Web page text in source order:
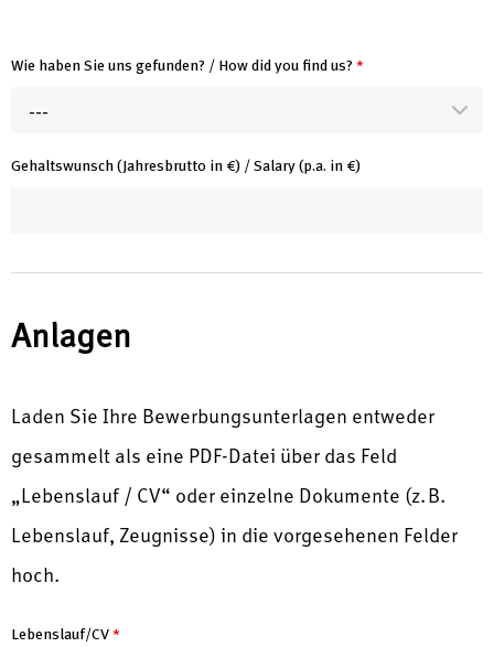
Wie haben Sie uns gefunden? / How did you find us?*
---
Gehaltswunsch (Jahresbrutto in €) / Salary (p.a. in €)
Anlagen
Laden Sie Ihre Bewerbungsunterlagen entweder
gesammelt als eine PDF-Datei über das Feld
„Lebenslauf / CV“ oder einzelne Dokumente (z. B.
Lebenslauf, Zeugnisse) in die vorgesehenen Felder
hoch.
Lebenslauf/CV*